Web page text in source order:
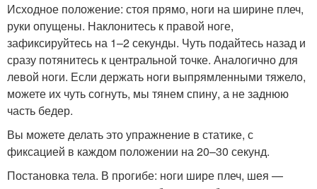
Исходное положение: стоя прямо, ноги на ширине плеч,
руки опущены. Наклонитесь к правой ноге,
зафиксируйтесь на 1–2 секунды. Чуть подайтесь назад и
сразу потянитесь к центральной точке. Аналогично для
левой ноги. Если держать ноги выпрямленными тяжело,
можете их чуть согнуть, мы тянем спину, а не заднюю
часть бедер.
Вы можете делать это упражнение в статике, с
фиксацией в каждом положении на 20–30 секунд.
Постановка тела. В прогибе: ноги шире плеч, шея —